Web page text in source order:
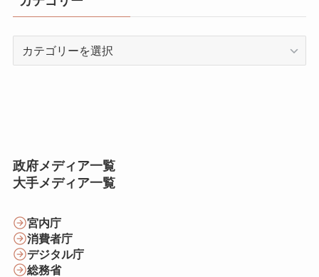
政府メディア一覧
大手メディア一覧
宮内庁
消費者庁
デジタル庁
総務省